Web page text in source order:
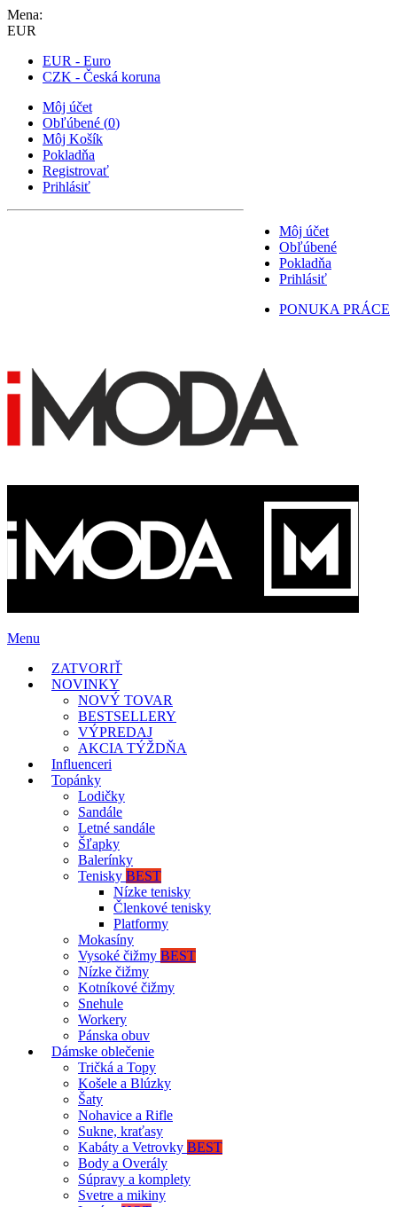
Mena:
EUR
EUR - Euro
CZK - Česká koruna
Môj účet
Obľúbené (0)
Môj Košík
Pokladňa
Registrovať
Prihlásiť
Môj účet
Obľúbené
Pokladňa
Prihlásiť
PONUKA PRÁCE
Menu
ZATVORIŤ
NOVINKY
NOVÝ TOVAR
BESTSELLERY
VÝPREDAJ
AKCIA TÝŽDŇA
Influenceri
Topánky
Lodičky
Sandále
Letné sandále
Šľapky
Balerínky
Tenisky BEST
Nízke tenisky
Členkové tenisky
Platformy
Mokasíny
Vysoké čižmy BEST
Nízke čižmy
Kotníkové čižmy
Snehule
Workery
Pánska obuv
Dámske oblečenie
Tričká a Topy
Košele a Blúzky
Šaty
Nohavice a Rifle
Sukne, kraťasy
Kabáty a Vetrovky BEST
Body a Overály
Súpravy a komplety
Svetre a mikiny